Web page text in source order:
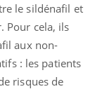
le sildénafil et
Pour cela, ils
aux non-
: les patients
risques de